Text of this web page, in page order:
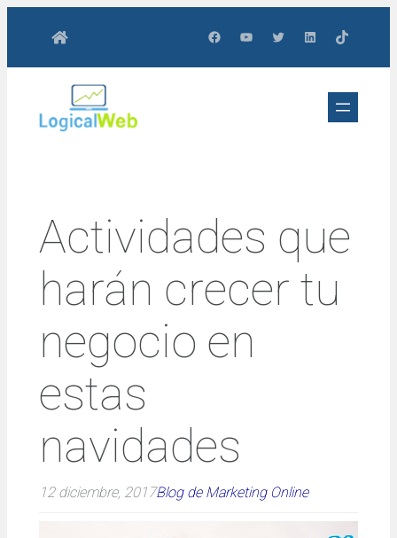
contenido
FacebookYouTubeTwitterLinkedInTikTok
Actividades que
harán crecer tu
negocio en
estas
navidades
12 diciembre, 2017Blog de Marketing Online